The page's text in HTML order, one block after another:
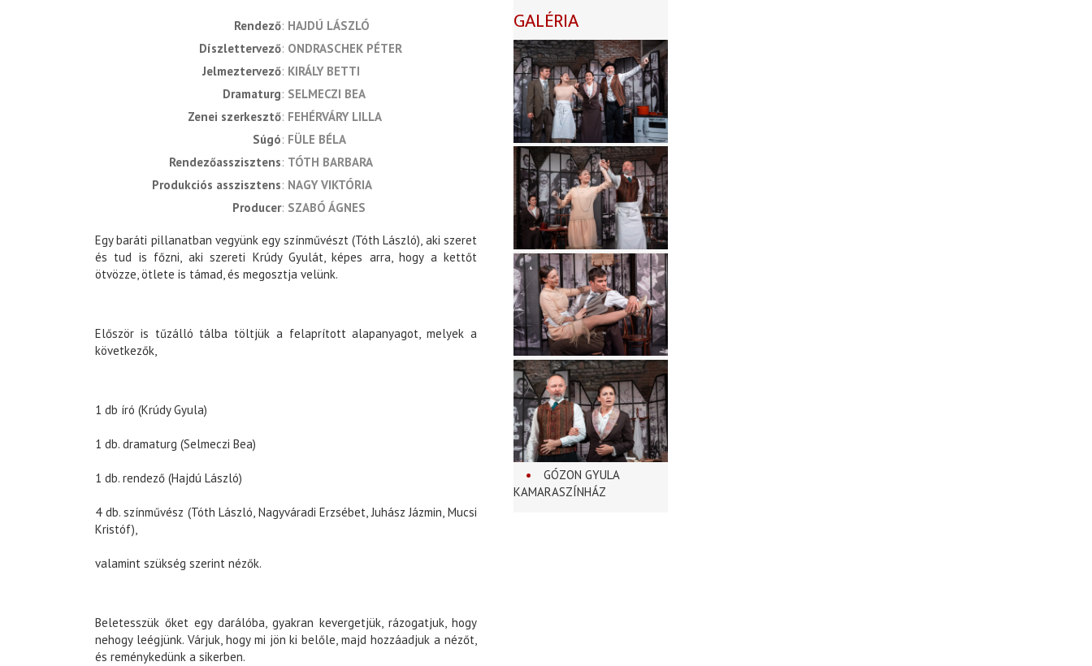
rendező HAJDÚ LÁSZLÓ
díszlettervező ONDRASCHEK PÉTER
jelmeztervező KIRÁLY BETTI
dramaturg SELMECZI BEA
zenei szerkesztő FEHÉRVÁRY LILLA
súgó FÜLE BÉLA
rendezőasszisztens TÓTH BARBARA
produkciós asszisztens NAGY VIKTÓRIA
producer SZABÓ ÁGNES
Egy baráti pillanatban vegyünk egy színművészt (Tóth László), aki szeret
és tud is főzni, aki szereti Krúdy Gyulát, képes arra, hogy a kettőt
ötvözze, ötlete is támad, és megosztja velünk.
Először is tűzálló tálba töltjük a felaprított alapanyagot, melyek a
következők,
1 db író (Krúdy Gyula)
1 db. dramaturg (Selmeczi Bea)
1 db. rendező (Hajdú László)
4 db. színművész (Tóth László, Nagyváradi Erzsébet, Juhász Jázmin, Mucsi
Kristóf),
valamint szükség szerint nézők.
Beletesszük őket egy darálóba, gyakran kevergetjük, rázogatjuk, hogy
nehogy leégjünk. Várjuk, hogy mi jön ki belőle, majd hozzáadjuk a nézőt,
és reménykedünk a sikerben.
GALÉRIA
GÓZON GYULA
KAMARASZÍNHÁZ